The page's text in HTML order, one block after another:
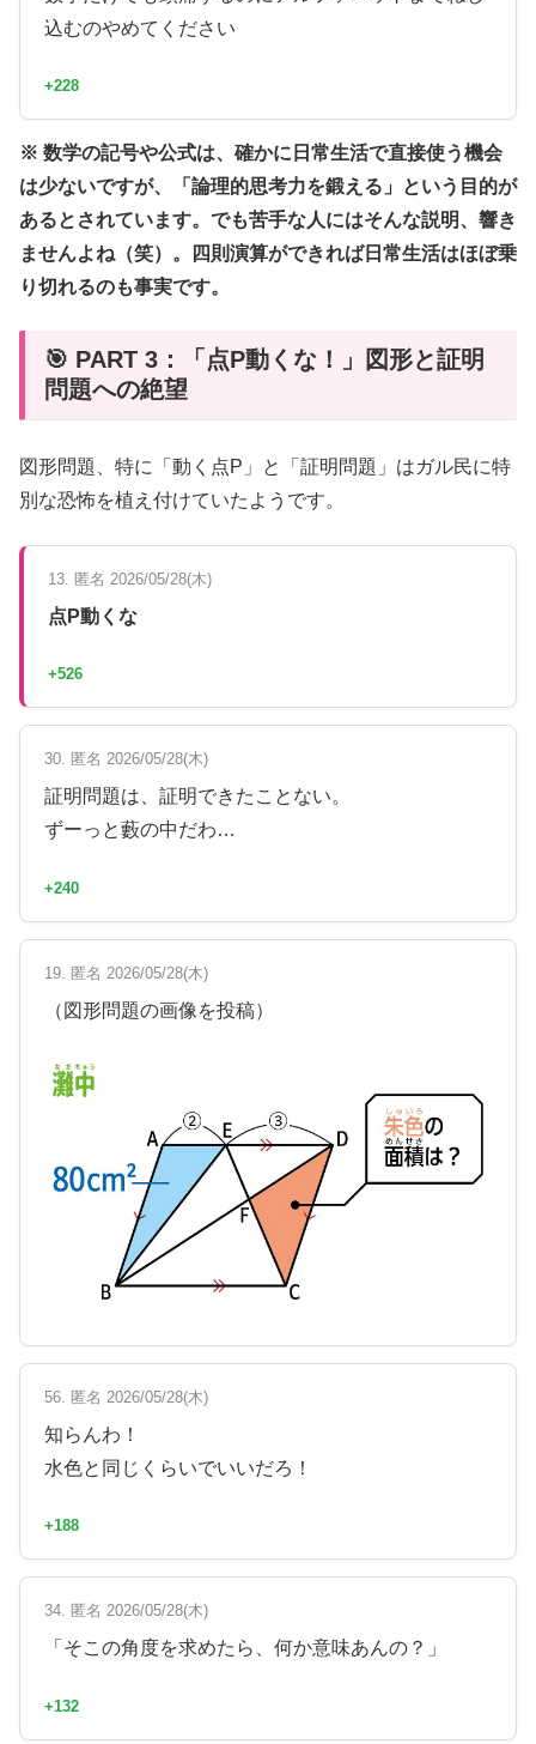
込むのやめてください
+228
※ 数学の記号や公式は、確かに日常生活で直接使う機会
は少ないですが、「論理的思考力を鍛える」という目的が
あるとされています。でも苦手な人にはそんな説明、響き
ませんよね（笑）。四則演算ができれば日常生活はほぼ乗
り切れるのも事実です。
🎯 PART 3：「点P動くな！」図形と証明
問題への絶望
図形問題、特に「動く点P」と「証明問題」はガル民に特
別な恐怖を植え付けていたようです。
13. 匿名 2026/05/28(木)
点P動くな
+526
30. 匿名 2026/05/28(木)
証明問題は、証明できたことない。
ずーっと藪の中だわ…
+240
19. 匿名 2026/05/28(木)
（図形問題の画像を投稿）
56. 匿名 2026/05/28(木)
知らんわ！
水色と同じくらいでいいだろ！
+188
34. 匿名 2026/05/28(木)
「そこの角度を求めたら、何か意味あんの？」
+132